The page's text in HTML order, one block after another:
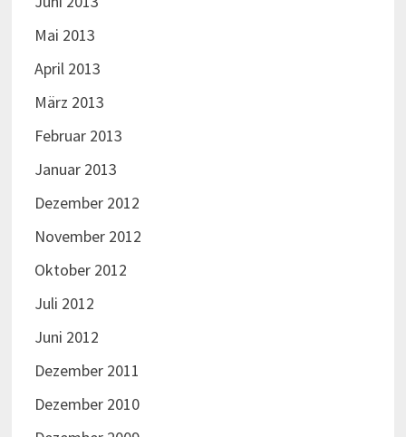
Mai 2013
April 2013
März 2013
Februar 2013
Januar 2013
Dezember 2012
November 2012
Oktober 2012
Juli 2012
Juni 2012
Dezember 2011
Dezember 2010